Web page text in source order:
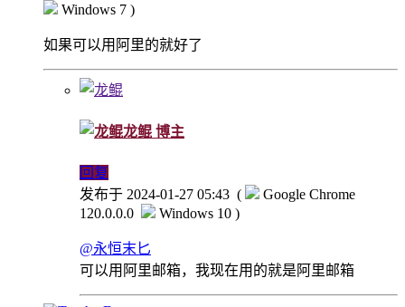
Windows 7 )
如果可以用阿里的就好了
龙鲲 博主
回复
发布于 2024-01-27 05:43 (
Google Chrome
120.0.0.0
Windows 10 )
@永恒末匕
可以用阿里邮箱，我现在用的就是阿里邮箱